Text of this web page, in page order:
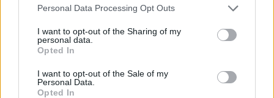
Personal Data Processing Opt Outs
I want to opt-out of the Sharing of my
personal data.
Opted In
I want to opt-out of the Sale of my
Personal Data.
Opted In